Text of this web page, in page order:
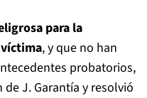
para la
, y que no han
probatorios,
J. Garantía y resolvió